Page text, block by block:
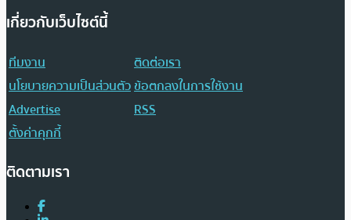
เกี่ยวกับเว็บไซต์นี้
ทีมงาน
ติดต่อเรา
นโยบายความเป็นส่วนตัวข้อตกลงในการใช้งาน
Advertise
RSS
ตั้งค่าคุกกี้
ติดตามเรา